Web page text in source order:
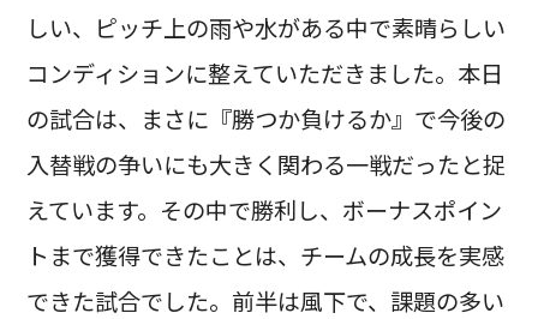
しい、ピッチ上の雨や水がある中で素晴らしい
コンディションに整えていただきました。本日
の試合は、まさに『勝つか負けるか』で今後の
入替戦の争いにも大きく関わる一戦だったと捉
えています。その中で勝利し、ボーナスポイン
トまで獲得できたことは、チームの成長を実感
できた試合でした。前半は風下で、課題の多い